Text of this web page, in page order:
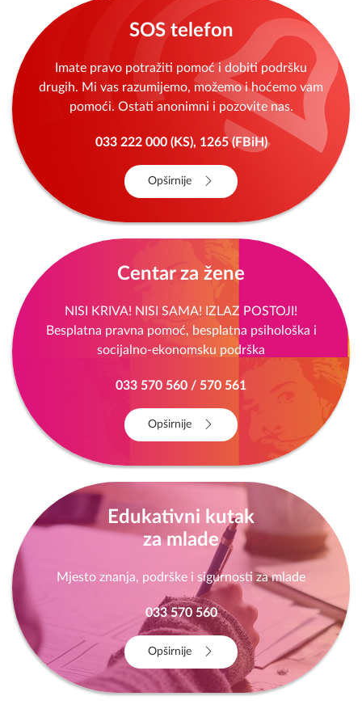
SOS telefon
Imate pravo potražiti pomoć i dobiti podršku
drugih. Mi vas razumijemo, možemo i hoćemo vam
pomoći. Ostati anonimni i pozovite nas.
033 222 000 (KS), 1265 (FBiH)
Opširnije
Centar za žene
NISI KRIVA! NISI SAMA! IZLAZ POSTOJI!
Besplatna pravna pomoć, besplatna psihološka i
socijalno-ekonomsku podrška
033 570 560 / 570 561
Opširnije
Edukativni kutak
za mlade
Mjesto znanja, podrške i sigurnosti za mlade
033 570 560
Opširnije